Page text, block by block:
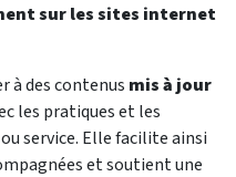
sur les sites internet
à des contenus mis à jour
les pratiques et les
service. Elle facilite ainsi
et soutient une